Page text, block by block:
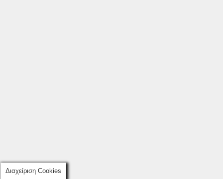
Διαχείριση Cookies